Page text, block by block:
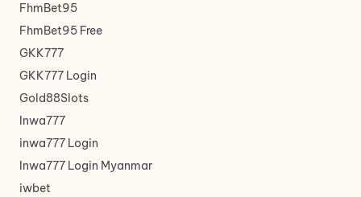
FhmBet95
FhmBet95 Free
GKK777
GKK777 Login
Gold88Slots
Inwa777
inwa777 Login
Inwa777 Login Myanmar
iwbet